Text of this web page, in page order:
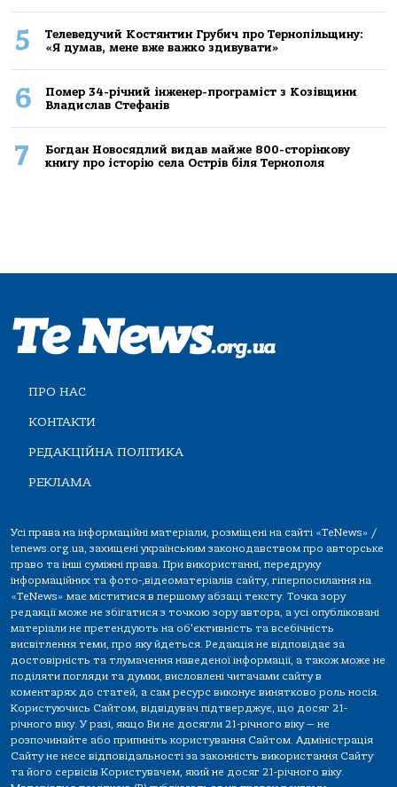
5
Телеведучий Костянтин Грубич про Тернопільщину:
«Я думав, мене вже важко здивувати»
6
Помер 34-річний інженер-програміст з Козівщини
Владислав Стефанів
7
Богдан Новосядлий видав майже 800-сторінкову
книгу про історію села Острів біля Тернополя
ПРО НАС
КОНТАКТИ
РЕДАКЦІЙНА ПОЛІТИКА
РЕКЛАМА
Усі права на інформаційні матеріали, розміщені на сайті «TeNews» /
tenews.org.ua, захищені українським законодавством про авторське
право та інші суміжні права. При використанні, передруку
інформаційних та фото-,відеоматеріалів сайту, гіперпосилання на
«TeNews» має міститися в першому абзаці тексту. Точка зору
редакції може не збігатися з точкою зору автора, а усі опубліковані
матеріали не претендують на об'єктивність та всебічність
висвітлення теми, про яку йдеться. Редакція не відповідає за
достовірність та тлумачення наведеної інформації, а також може не
поділяти погляди та думки, висловлені читачами сайту в
коментарях до статей, а сам ресурс виконує винятково роль носія.
Користуючись Сайтом, відвідувач підтверджує, що досяг 21-
річного віку. У разі, якщо Ви не досягли 21-річного віку — не
розпочинайте або припиніть користування Сайтом. Адміністрація
Сайту не несе відповідальності за законність використання Сайту
та його сервісів Користувачем, який не досяг 21-річного віку.